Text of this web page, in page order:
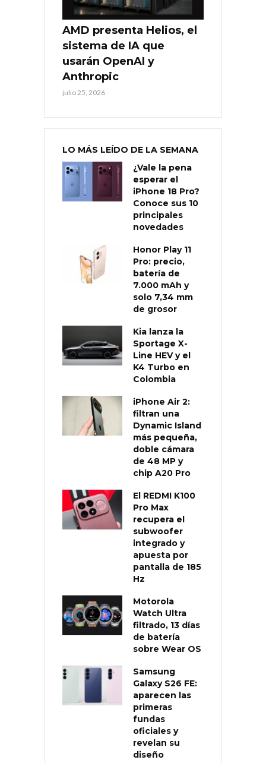
AMD presenta Helios, el
sistema de IA que
usarán OpenAI y
Anthropic
julio 25, 2026
LO MÁS LEÍDO DE LA SEMANA
¿Vale la pena
esperar el
iPhone 18 Pro?
Conoce sus 10
principales
novedades
Honor Play 11
Pro: precio,
batería de
7.000 mAh y
solo 7,34 mm
de grosor
Kia lanza la
Sportage X-
Line HEV y el
K4 Turbo en
Colombia
iPhone Air 2:
filtran una
Dynamic Island
más pequeña,
doble cámara
de 48 MP y
chip A20 Pro
El REDMI K100
Pro Max
recupera el
subwoofer
integrado y
apuesta por
pantalla de 185
Hz
Motorola
Watch Ultra
filtrado, 13 días
de batería
sobre Wear OS
Samsung
Galaxy S26 FE:
aparecen las
primeras
fundas
oficiales y
revelan su
diseño